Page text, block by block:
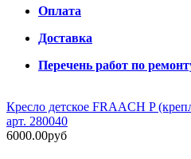
Оплата
Доставка
Перечень работ по
Кресло детское FRAACH P
арт. 280040
6000.00руб